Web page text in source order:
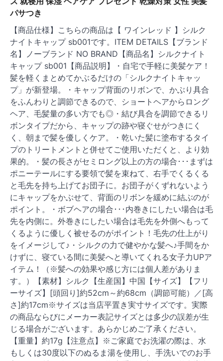
パサつき
【商品仕様】こちらの商品は【 ワインレッド 】シルク
ナイトキャップ sb001です。ITEM DETAILS【ブランド
名】ノーブランド NO BRAND【商品名】シルクナイト
キャップ sb001【商品説明】・自宅で手軽に美髪ケア！
髪を軽くまとめてかぶるだけの「シルクナイトキャッ
プ」が新登場。・キャップ背面のリボンで、かぶり具合
をふんわりと調節できるので、ショートヘアからロング
ヘア、毛髪量の多い方でも◎・結び具合を調節できるリ
ボンタイプだから、キャップの跡や寝ぐせがつきにく
く、朝まで髪を優しくケア。・乾いた髪に塗布するタイ
プのトリートメントと併せてご使用いただくと、より効
果的。・髪の長さがセミロング以上の方の場合･･･まずは
ポニーテールにする要領で髪を束ねて、右手でくるくる
と毛先を持ち上げてお団子に。お団子がくずれないよう
にキャップをかぶせて、背面のリボンを緩めに結ぶのが
ポイント。・ボブヘアの場合･･･内巻きにしたい場合は毛
先を内側に。外巻きにしたい場合は毛先を外側へもって
くるように優しく被せるのがポイント！毛先の仕上がり
をイメージして♪・シルクの力で健やかな髪へ♪手間をか
けずに、寝ている間に美髪へと導いてくれる女子力UPア
イテム！（※髪への効果や感じ方には個人差がありま
す。）【素材】シルク【生産国】中国【サイズ】【フリ
ーサイズ】[頭回り]約52cm～約68cm（調節可能）／[高
さ]約17cm※サイズは当店平置き実寸サイズです。実際
の商品ならびにメーカー表記サイズとは多少の誤差が生
じる場合がございます。あらかじめご了承ください。
【重量】約17g【注意点】※ご家庭でお洗濯の際は、水
もしくは30度以下のぬるま湯を使用し、手洗いでのお手